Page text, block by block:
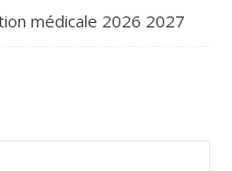
médicale 2026 2027